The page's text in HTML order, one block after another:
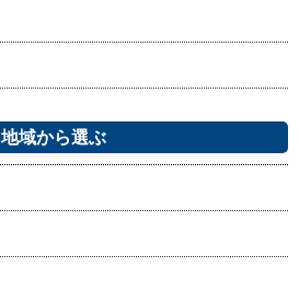
地域から選ぶ